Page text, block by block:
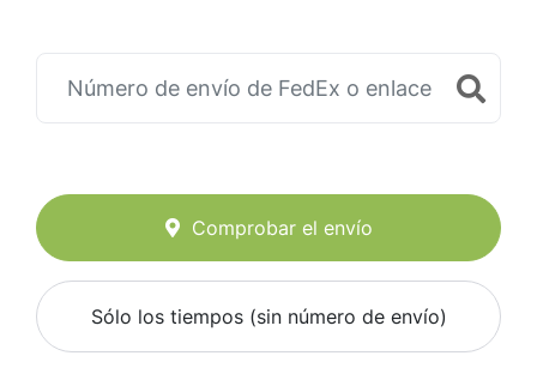
Comprobar el envío
Sólo los tiempos (sin número de envío)